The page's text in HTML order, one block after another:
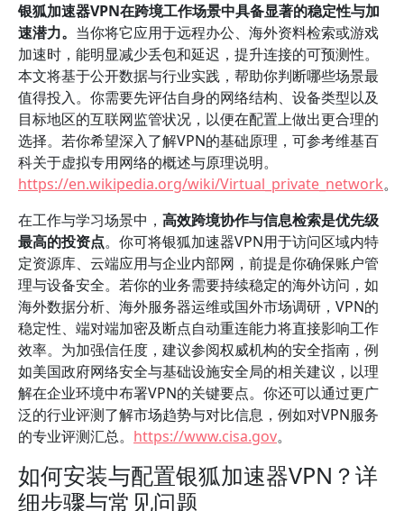
银狐加速器VPN在跨境工作场景中具备显著的稳定性与加
速潜力。 当你将它应用于远程办公、海外资料检索或游戏
加速时，能明显减少丢包和延迟，提升连接的可预测性。
本文将基于公开数据与行业实践，帮助你判断哪些场景最
值得投入。你需要先评估自身的网络结构、设备类型以及
目标地区的互联网监管状况，以便在配置上做出更合理的
选择。若你希望深入了解VPN的基础原理，可参考维基百
科关于虚拟专用网络的概述与原理说明。
https://en.wikipedia.org/wiki/Virtual_private_network。
在工作与学习场景中， 高效跨境协作与信息检索是优先级
最高的投资点。你可将银狐加速器VPN用于访问区域内特
定资源库、云端应用与企业内部网，前提是你确保账户管
理与设备安全。若你的业务需要持续稳定的海外访问，如
海外数据分析、海外服务器运维或国外市场调研，VPN的
稳定性、端对端加密及断点自动重连能力将直接影响工作
效率。为加强信任度，建议参阅权威机构的安全指南，例
如美国政府网络安全与基础设施安全局的相关建议，以理
解在企业环境中布署VPN的关键要点。你还可以通过更广
泛的行业评测了解市场趋势与对比信息，例如对VPN服务
的专业评测汇总。 https://www.cisa.gov。
如何安装与配置银狐加速器VPN？详
细步骤与常见问题